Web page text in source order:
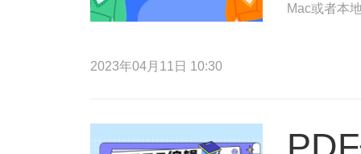
Mac或者本
2023年04月11日 10:30